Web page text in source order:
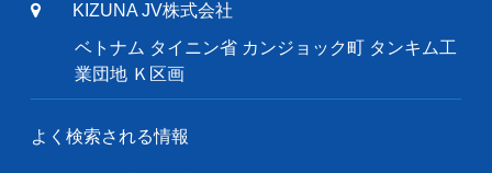
KIZUNA JV株式会社
ベトナム タイニン省 カンジョック町 タンキム工
業団地 Ｋ区画
よく検索される情報